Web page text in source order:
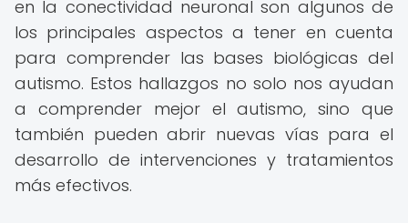
en la conectividad neuronal son algunos de
los principales aspectos a tener en cuenta
para comprender las bases biológicas del
autismo. Estos hallazgos no solo nos ayudan
a comprender mejor el autismo, sino que
también pueden abrir nuevas vías para el
desarrollo de intervenciones y tratamientos
más efectivos.